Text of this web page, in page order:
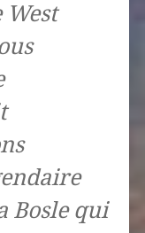
West
Bosle qui